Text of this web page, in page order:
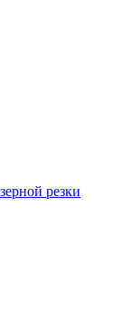
резки